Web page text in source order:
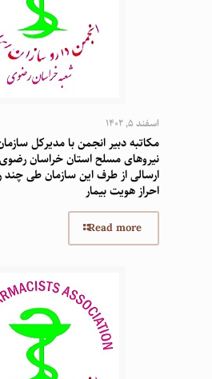
اسفند 5, 1402
مکاتبه دبیر انجمن با مدیرکل
نیروهای مسلح استان خراسان
ارسالی از طرف این سازمان طی چند
احراز هویت بیمار
Read more